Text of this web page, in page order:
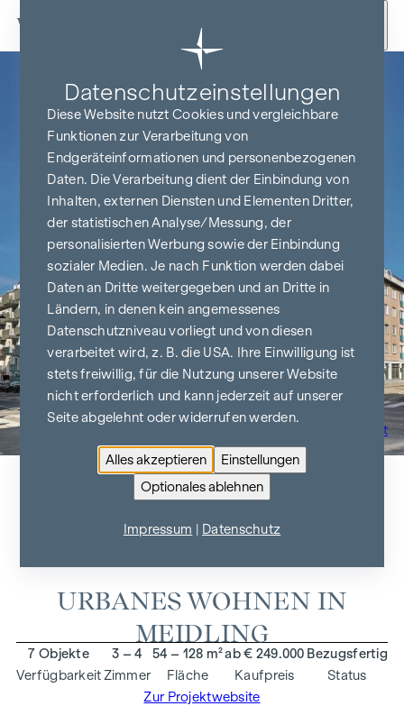
Zum Inhalt springen
Zur Projektübersicht
ARNDTSTRASSE 50
URBANES WOHNEN IN
MEIDLING
Verfügbarkeit
7 Objekte
Zimmer
3 – 4
Fläche
54 – 128 m²
Kaufpreis
ab € 249.000
Status
Bezugsfertig
Zur Projektwebsite
Datenschutz­einstellungen
Diese Website nutzt Cookies und vergleichbare
Funktionen zur Verarbeitung von
Endgeräteinformationen und personenbezogenen
Daten. Die Verarbeitung dient der Einbindung von
Inhalten, externen Diensten und Elementen Dritter,
der statistischen Analyse/Messung, der
personalisierten Werbung sowie der Einbindung
sozialer Medien. Je nach Funktion werden dabei
Daten an Dritte weitergegeben und an Dritte in
Ländern, in denen kein angemessenes
Datenschutzniveau vorliegt und von diesen
verarbeitet wird, z. B. die USA. Ihre Einwilligung ist
stets freiwillig, für die Nutzung unserer Website
nicht erforderlich und kann jederzeit auf unserer
Seite abgelehnt oder widerrufen werden.
Alles akzeptieren
Einstellungen
Optionales ablehnen
Impressum Datenschutz